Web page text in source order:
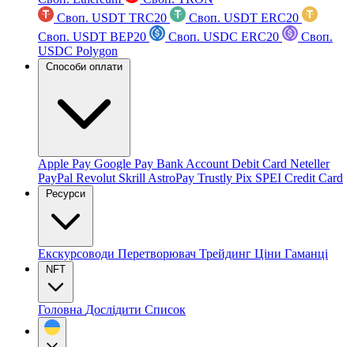
Своп. USDT TRC20
Своп. USDT ERC20
Своп. USDT BEP20
Своп. USDC ERC20
Своп.
USDC Polygon
Способи оплати
Apple Pay Google Pay Bank Account Debit Card Neteller
PayPal Revolut Skrill AstroPay Trustly Pix SPEI Credit Card
Ресурси
Екскурсоводи Перетворювач Трейдинг Ціни Гаманці
NFT
Головна Дослідити Список